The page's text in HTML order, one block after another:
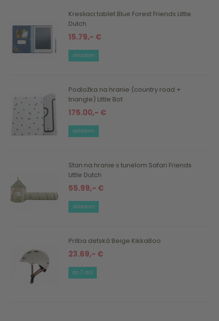
Kresliaci tablet Blue Forest Friends Little
Dutch
15.79,- €
skladom
Podložka na hranie (country road +
triangle) Little Bot
175.00,- €
skladom
Stan na hranie s tunelom Safari Friends
Little Dutch
55.99,- €
skladom
Prilba detská Beige KikkaBoo
23.69,- €
do 7 dní